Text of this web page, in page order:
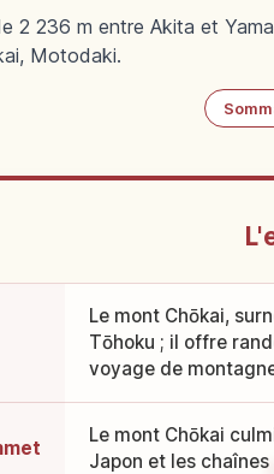
2 236 m entre Akita et
Motodaki.
Le mont Chōkai,
Tōhoku ; il offre
voyage de
Le mont Chōkai
Japon et les